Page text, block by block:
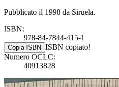
Pubblicato il 1998 da Siruela.
ISBN:
978-84-7844-415-1
Copia ISBN ISBN copiato!
Numero OCLC:
40913828